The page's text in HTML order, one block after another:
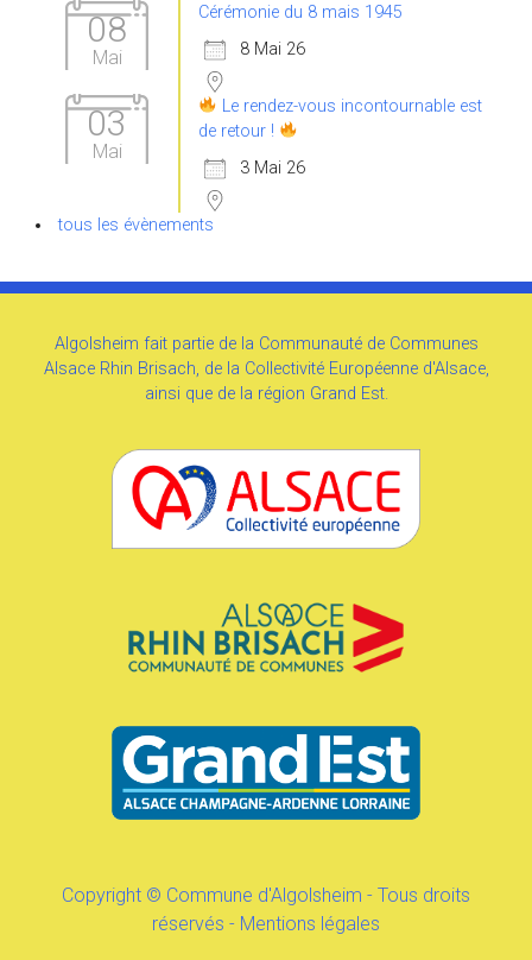
08
Mai
Cérémonie du 8 mais 1945
8 Mai 26
03
Mai
Le rendez-vous incontournable est
de retour !
3 Mai 26
tous les évènements
Algolsheim fait partie de la Communauté de Communes
Alsace Rhin Brisach, de la Collectivité Européenne d'Alsace,
ainsi que de la région Grand Est.
Copyright © Commune d'Algolsheim - Tous droits
réservés - Mentions légales